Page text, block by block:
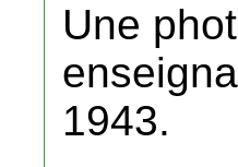
Une
1943.